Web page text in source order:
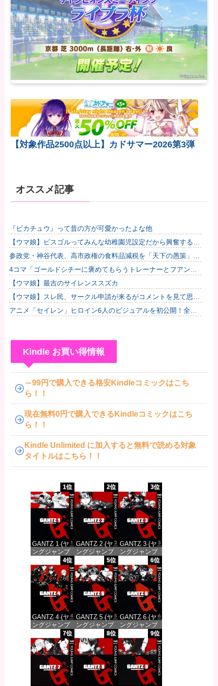
【対象作品2500点以上】カドサマー2026第3弾
オススメ記事
『ピカチュウ』って昔の方が可愛かったよな他
【ウマ娘】ピスゴルってみんな幼稚園児設定だから興奮するよ
ね他
参政党・神谷代表、高市政権の食料品減税を「天下の愚策」と
一刀両断
4コマ「ゴールドシチーに褒めてもらうトレーナーとフアンザ
ウルス」
【ウマ娘】最吉のサイレンススズカ
【ウマ娘】スレ民、サークル申請が来るがコメントを見て思わ
ず拒否してしまう
アニメ「セイレン」ヒロイン6人のビジュアルを初公開！全員
Kindle お買い得情報
～99円で購入できる格安Kindleコミックはこち
ら！！
現在無料0円で購入できるKindleコミックはこち
ら！！
Kindle Unlimited に加入すると無料で読める対象
タイトルはこちら！！
1位
GANTZ 1 (ヤ
ングジャンプ
コミックス
DIGITAL)
価格：¥100
2位
GANTZ 2 (ヤ
ングジャンプ
コミックス
DIGITAL)
価格：¥100
3位
GANTZ 3 (ヤ
ングジャンプ
コミックス
DIGITAL)
価格：¥100
4位
GANTZ 4 (ヤ
ングジャンプ
コミックス
DIGITAL)
価格：¥100
5位
GANTZ 5 (ヤ
ングジャンプ
コミックス
DIGITAL)
価格：¥100
6位
GANTZ 6 (ヤ
ングジャンプ
コミックス
DIGITAL)
価格：¥100
7位 8位 9位